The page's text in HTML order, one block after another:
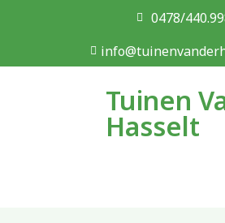
0478/
Tuinen
Hasselt